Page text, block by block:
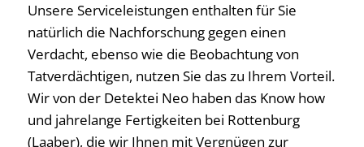
Unsere Serviceleistungen enthalten für Sie
natürlich die Nachforschung gegen einen
Verdacht, ebenso wie die Beobachtung von
Tatverdächtigen, nutzen Sie das zu Ihrem Vorteil.
Wir von der Detektei Neo haben das Know how
und jahrelange Fertigkeiten bei Rottenburg
(Laaber), die wir Ihnen mit Vergnügen zur